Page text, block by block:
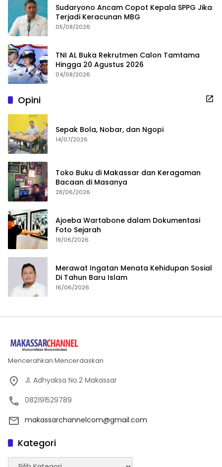
Sudaryono Ancam Copot Kepala SPPG Jika
Terjadi Keracunan MBG
05/08/2026
TNI AL Buka Rekrutmen Calon Tamtama
Hingga 20 Agustus 2026
04/08/2026
Opini
Sepak Bola, Nobar, dan Ngopi
14/07/2026
Toko Buku di Makassar dan Keragaman
Bacaan di Masanya
28/06/2026
Ajoeba Wartabone dalam Dokumentasi
Foto Sejarah
19/06/2026
Merawat Ingatan Menata Kehidupan Sosial
Di Tahun Baru Islam
16/06/2026
Mencerahkan Mencerdaskan
Jl. Adhyaksa No.2 Makassar
082191529789
makassarchannelcom@gmail.com
Kategori
Kategori